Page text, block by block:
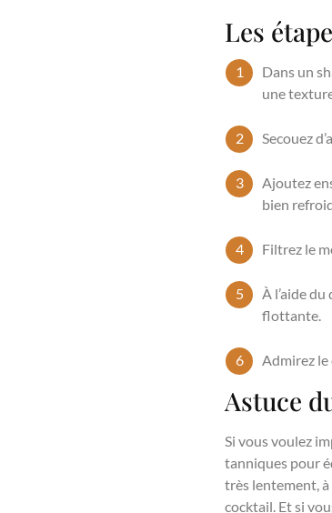
Les
Dans un
une
Secouez
Ajoutez
bien
Filtrez le
À l’aide
flottante.
Admirez le
Astuce
Si vous voulez
tanniques pour
très lentement, à
cocktail. Et si